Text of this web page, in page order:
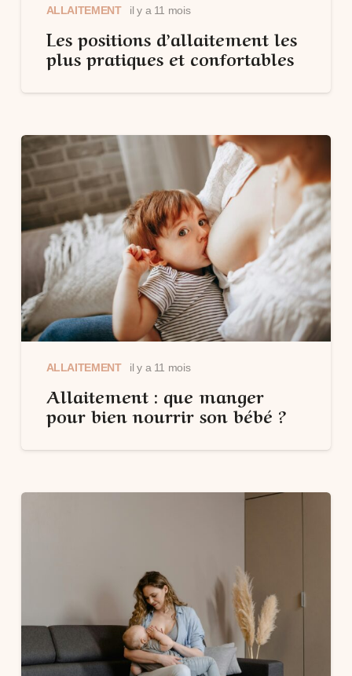
ALLAITEMENT il y a 11 mois
Les positions d’allaitement les
plus pratiques et confortables
ALLAITEMENT il y a 11 mois
Allaitement : que manger
pour bien nourrir son bébé ?